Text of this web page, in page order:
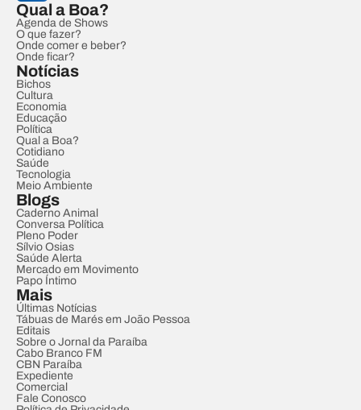
Qual a Boa?
Agenda de Shows
O que fazer?
Onde comer e beber?
Onde ficar?
Notícias
Bichos
Cultura
Economia
Educação
Política
Qual a Boa?
Cotidiano
Saúde
Tecnologia
Meio Ambiente
Blogs
Caderno Animal
Conversa Política
Pleno Poder
Sílvio Osias
Saúde Alerta
Mercado em Movimento
Papo Íntimo
Mais
Últimas Notícias
Tábuas de Marés em João Pessoa
Editais
Sobre o Jornal da Paraíba
Cabo Branco FM
CBN Paraíba
Expediente
Comercial
Fale Conosco